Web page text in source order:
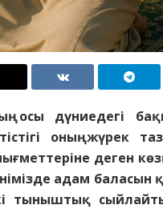
осы дүниедегі
оның жүрек
деген
адам баласын
тыныштық